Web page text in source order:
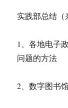
实践部总结（
1、各地电子
问题的方法
2、数字图书